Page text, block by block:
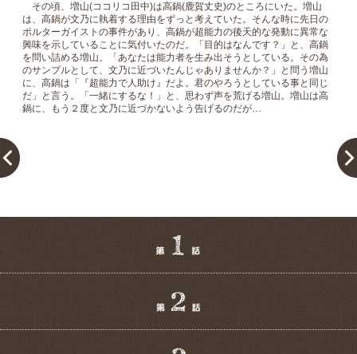
その頃、増山(ココリコ田中)は高鍋(鹿賀丈史)のところにいた。増山
は、高鍋が文乃に執着する理由をずっと考えていた。そんな時に先日の
ポルターガイストの事件があり、高鍋が超能力の後天的な発動に異常な
興味を示していることに気付いたのだ。「目的はなんです？」と、高鍋
を問い詰める増山。「あなたは能力者を生み出そうとしている。その為
のサンプルとして、文乃に近づいたんじゃありませんか？」と問う増山
に、高鍋は「『超能力で人助け』だよ。君のやろうとしている事と同じ
だ」と言う。「一緒にするな！」と、思わず声を荒げる増山。増山は高
鍋に、もう２度と文乃に近づかないよう告げるのだが…